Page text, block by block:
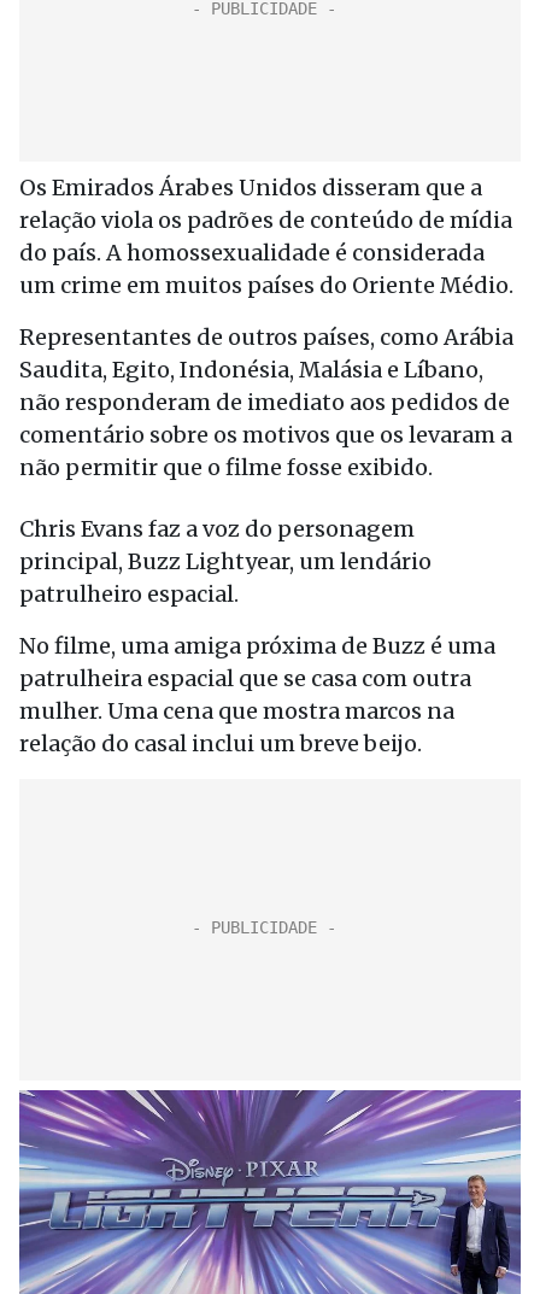
Os Emirados Árabes Unidos disseram que a
relação viola os padrões de conteúdo de mídia
do país. A homossexualidade é considerada
um crime em muitos países do Oriente Médio.
Representantes de outros países, como Arábia
Saudita, Egito, Indonésia, Malásia e Líbano,
não responderam de imediato aos pedidos de
comentário sobre os motivos que os levaram a
não permitir que o filme fosse exibido.
Chris Evans faz a voz do personagem
principal, Buzz Lightyear, um lendário
patrulheiro espacial.
No filme, uma amiga próxima de Buzz é uma
patrulheira espacial que se casa com outra
mulher. Uma cena que mostra marcos na
relação do casal inclui um breve beijo.